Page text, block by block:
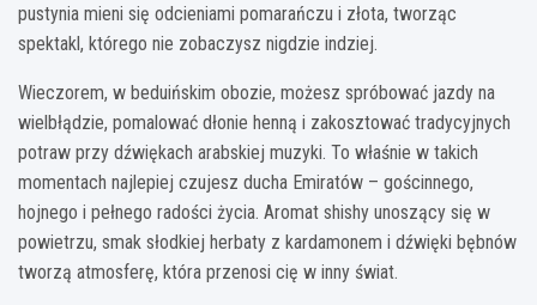
pustynia mieni się odcieniami pomarańczu i złota, tworząc
spektakl, którego nie zobaczysz nigdzie indziej.
Wieczorem, w beduińskim obozie, możesz spróbować jazdy na
wielbłądzie, pomalować dłonie henną i zakosztować tradycyjnych
potraw przy dźwiękach arabskiej muzyki. To właśnie w takich
momentach najlepiej czujesz ducha Emiratów – gościnnego,
hojnego i pełnego radości życia. Aromat shishy unoszący się w
powietrzu, smak słodkiej herbaty z kardamonem i dźwięki bębnów
tworzą atmosferę, która przenosi cię w inny świat.